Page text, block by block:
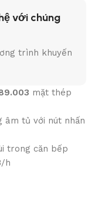
với chúng
trình khuyến
mặt thép
âm tủ với nút nhấn
trong căn bếp
h